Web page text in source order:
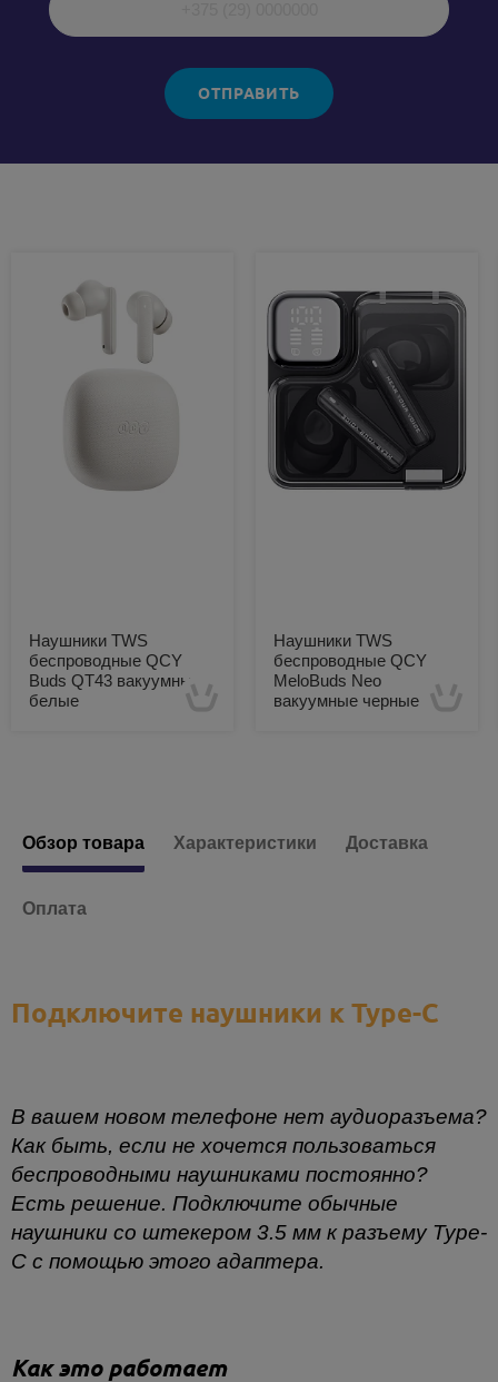
ОТПРАВИТЬ
Наушники TWS
беспроводные QCY
Buds QT43 вакуумные
белые
Наушники TWS
беспроводные QCY
MeloBuds Neo
вакуумные черные
Обзор товара Характеристики Доставка
Оплата
Подключите наушники к Type-C
В вашем новом телефоне нет аудиоразъема?
Как быть, если не хочется пользоваться
беспроводными наушниками постоянно?
Есть решение. Подключите обычные
наушники со штекером 3.5 мм к разъему Type-
C с помощью этого адаптера.
Как это работает